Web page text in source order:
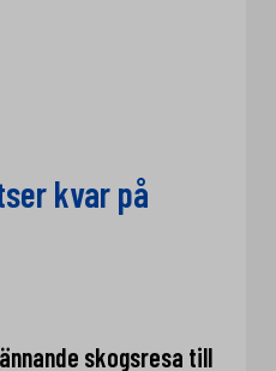
kvar på
skogsresa till